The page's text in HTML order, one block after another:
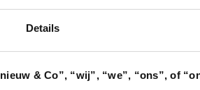
Details
& Co”, “wij”, “we”, “ons”, of
maar verwerkt gegevens op basis
een website of in een app, worden